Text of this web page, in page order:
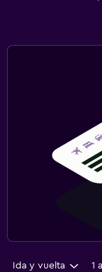
Ida y vuelta 1